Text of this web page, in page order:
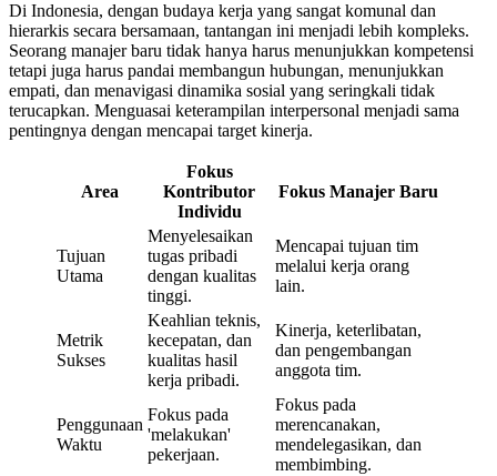
Di Indonesia, dengan budaya kerja yang sangat komunal dan
hierarkis secara bersamaan, tantangan ini menjadi lebih kompleks.
Seorang manajer baru tidak hanya harus menunjukkan kompetensi
tetapi juga harus pandai membangun hubungan, menunjukkan
empati, dan menavigasi dinamika sosial yang seringkali tidak
terucapkan. Menguasai keterampilan interpersonal menjadi sama
pentingnya dengan mencapai target kinerja.
Area
Fokus
Kontributor
Individu
Fokus Manajer Baru
Tujuan
Utama
Menyelesaikan
tugas pribadi
dengan kualitas
tinggi.
Mencapai tujuan tim
melalui kerja orang
lain.
Metrik
Sukses
Keahlian teknis,
kecepatan, dan
kualitas hasil
kerja pribadi.
Kinerja, keterlibatan,
dan pengembangan
anggota tim.
Penggunaan
Waktu
Fokus pada
'melakukan'
pekerjaan.
Fokus pada
merencanakan,
mendelegasikan, dan
membimbing.